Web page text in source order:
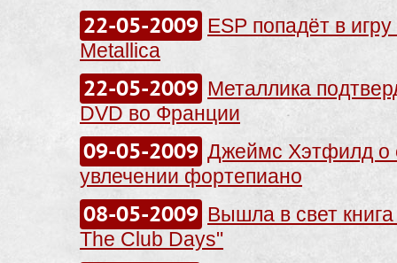
22-05-2009 ESP попадёт в
Metallica
22-05-2009 Металлика
DVD во Франции
09-05-2009 Джеймс Хэтфилд о
увлечении фортепиано
08-05-2009 Вышла в свет
The Club Days"